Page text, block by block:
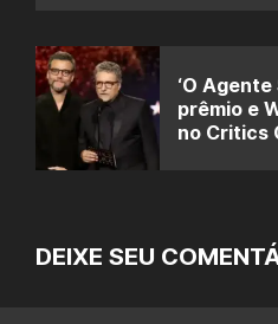
‘O
prêmio e
no Critics
DEIXE SEU